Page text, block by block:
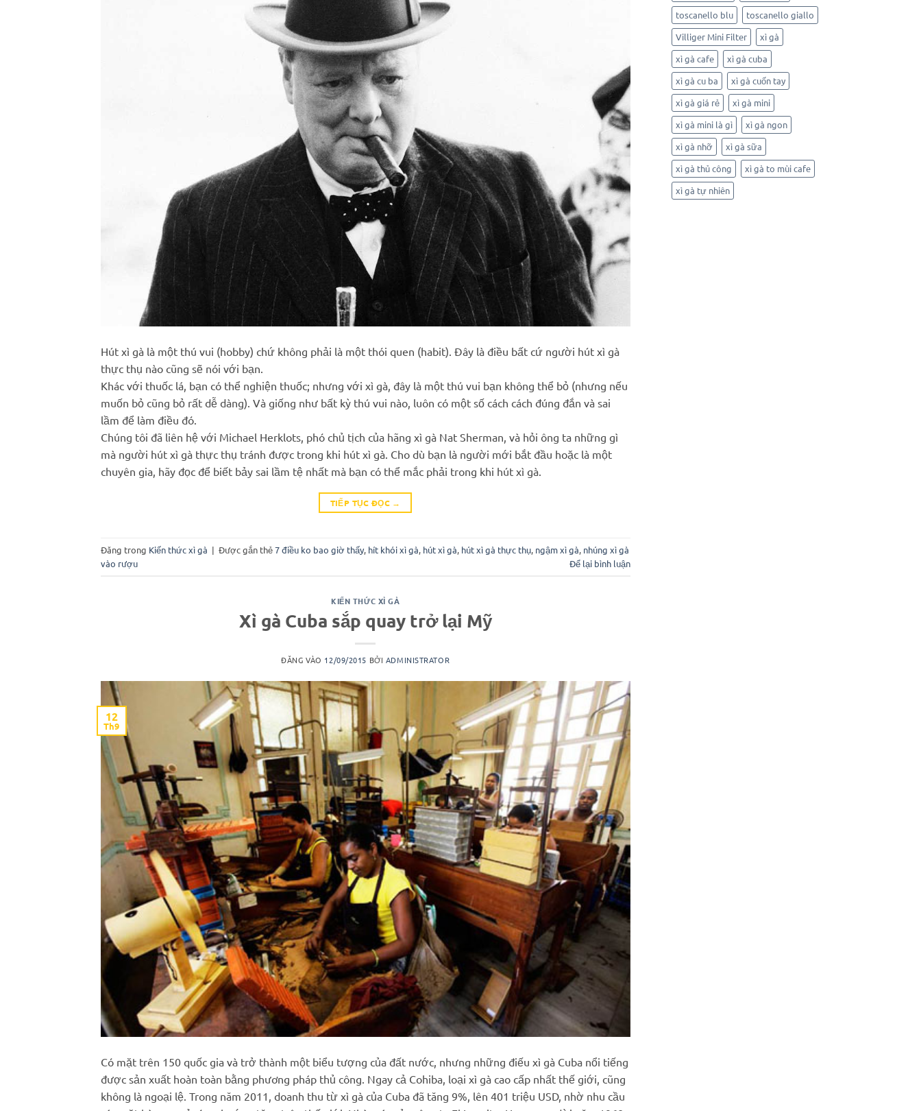
Hút xì gà là một thú vui (hobby) chứ không phải là một thói quen (habit). Đây là điều bất cứ người hút xì gà
thực thụ nào cũng sẽ nói với bạn.
Khác với thuốc lá, bạn có thể nghiện thuốc; nhưng với xì gà, đây là một thú vui bạn không thể bỏ (nhưng nếu
muốn bỏ cũng bỏ rất dễ dàng). Và giống như bất kỳ thú vui nào, luôn có một số cách cách đúng đắn và sai
lầm để làm điều đó.
Chúng tôi đã liên hệ với Michael Herklots, phó chủ tịch của hãng xì gà Nat Sherman, và hỏi ông ta những gì
mà người hút xì gà thực thụ tránh được trong khi hút xì gà. Cho dù bạn là người mới bắt đầu hoặc là một
chuyên gia, hãy đọc để biết bảy sai lầm tệ nhất mà bạn có thể mắc phải trong khi hút xì gà.
TIẾP TỤC ĐỌC →
Đăng trong Kiến thức xì gà | Được gắn thẻ7 điều ko bao giờ thấy, hít khói xì gà, hút xì gà, hút xì gà thực thụ, ngậm xì gà, nhúng xì gà
vào rượu
Để lại bình luận
KIẾN THỨC XÌ GÀ
Xì gà Cuba sắp quay trở lại Mỹ
ĐĂNG VÀO 12/09/2015 BỞI ADMINISTRATOR
12
Th9
Có mặt trên 150 quốc gia và trở thành một biểu tượng của đất nước, nhưng những điếu xì gà Cuba nổi tiếng
được sản xuất hoàn toàn bằng phương pháp thủ công. Ngay cả Cohiba, loại xì gà cao cấp nhất thế giới, cũng
không là ngoại lệ. Trong năm 2011, doanh thu từ xì gà của Cuba đã tăng 9%, lên 401 triệu USD, nhờ nhu cầu
toscanello blu
toscanello giallo
Villiger Mini Filter
xì gà
xì gà cafe
xì gà cuba
xì gà cu ba
xì gà cuốn tay
xì gà giá rẻ
xì gà mini
xì gà mini là gì
xì gà ngon
xì gà nhỡ
xì gà sữa
xì gà thủ công
xì gà to mùi cafe
xì gà tự nhiên